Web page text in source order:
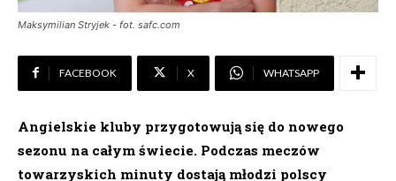
Maksymilian Stryjek - fot. safc.com
FACEBOOK X WHATSAPP
Angielskie kluby przygotowują się do nowego
sezonu na całym świecie. Podczas meczów
towarzyskich minuty dostają młodzi polscy